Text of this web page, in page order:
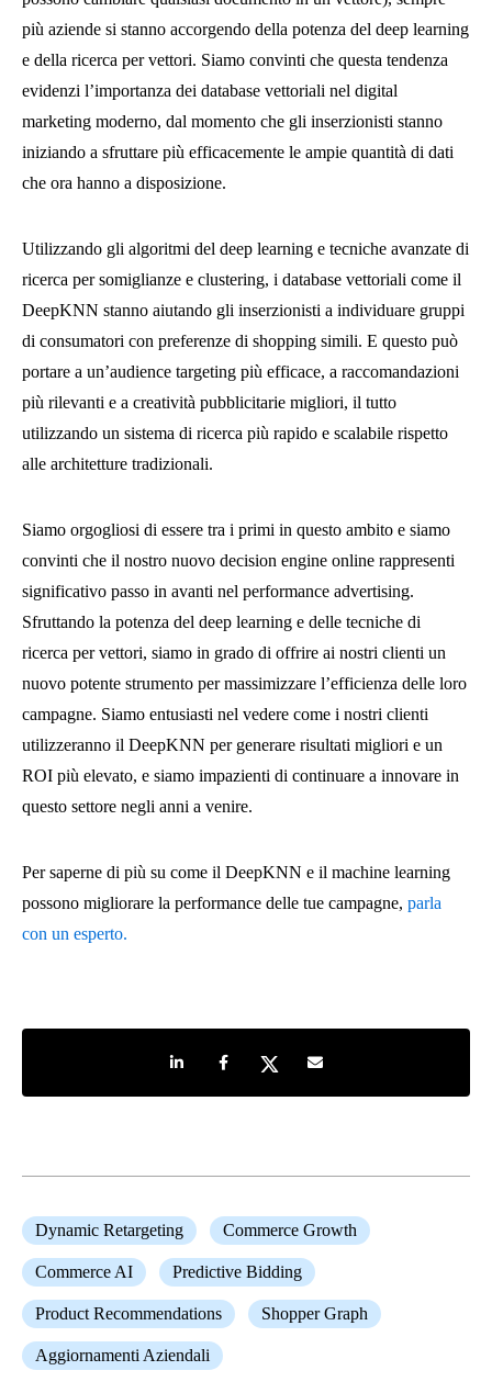
più aziende si stanno accorgendo della potenza del deep learning
e della ricerca per vettori. Siamo convinti che questa tendenza
evidenzi l’importanza dei database vettoriali nel digital
marketing moderno, dal momento che gli inserzionisti stanno
iniziando a sfruttare più efficacemente le ampie quantità di dati
che ora hanno a disposizione.
Utilizzando gli algoritmi del deep learning e tecniche avanzate di
ricerca per somiglianze e clustering, i database vettoriali come il
DeepKNN stanno aiutando gli inserzionisti a individuare gruppi
di consumatori con preferenze di shopping simili. E questo può
portare a un’audience targeting più efficace, a raccomandazioni
più rilevanti e a creatività pubblicitarie migliori, il tutto
utilizzando un sistema di ricerca più rapido e scalabile rispetto
alle architetture tradizionali.
Siamo orgogliosi di essere tra i primi in questo ambito e siamo
convinti che il nostro nuovo decision engine online rappresenti
significativo passo in avanti nel performance advertising.
Sfruttando la potenza del deep learning e delle tecniche di
ricerca per vettori, siamo in grado di offrire ai nostri clienti un
nuovo potente strumento per massimizzare l’efficienza delle loro
campagne. Siamo entusiasti nel vedere come i nostri clienti
utilizzeranno il DeepKNN per generare risultati migliori e un
ROI più elevato, e siamo impazienti di continuare a innovare in
questo settore negli anni a venire.
Per saperne di più su come il DeepKNN e il machine learning
possono migliorare la performance delle tue campagne, parla
con un esperto.
Share on LinkedIn
Share on Facebook
Share on TwitterShare by e-mail
Dynamic Retargeting Commerce Growth
Commerce AI Predictive Bidding
Product Recommendations Shopper Graph
Aggiornamenti Aziendali